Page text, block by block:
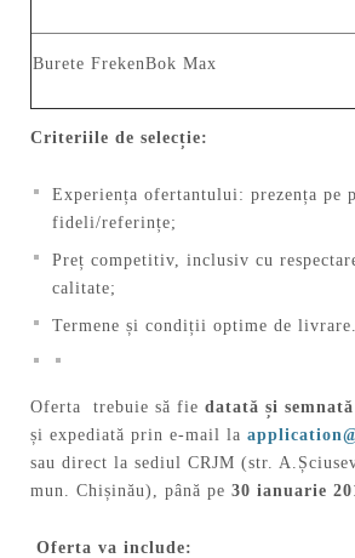
Burete FrekenBok Max
Criteriile de selecție:
Experiența ofertantului: prezența pe
fideli/referințe;
Preț competitiv, inclusiv cu
calitate;
Termene și condiții optime de livrare.
Oferta trebuie să fie datată și semnată
și expediată prin e-mail la
sau direct la sediul CRJM (str.
mun. Chișinău), până pe 30 ianuarie
Oferta va include: